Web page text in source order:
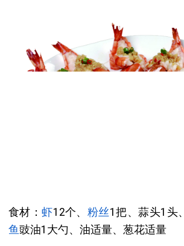
食材：虾12个、 粉丝1把、蒜头1头、
鱼豉油1大勺、油适量、葱花适量